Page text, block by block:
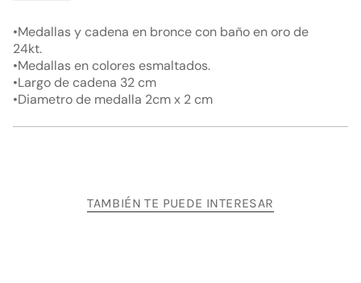
de
quantity
}}",
"minimum_of"=>"Mínimo
de
{{
quantity
Largo de cadena 32 cm
Diametro de medalla 2cm x 2 cm
•Medallas y cadena en bronce con baño en oro de
24kt.
•Medallas en colores esmaltados.
•Largo de cadena 32 cm
•Diametro de medalla 2cm x 2 cm
TAMBIÉN TE PUEDE INTERESAR